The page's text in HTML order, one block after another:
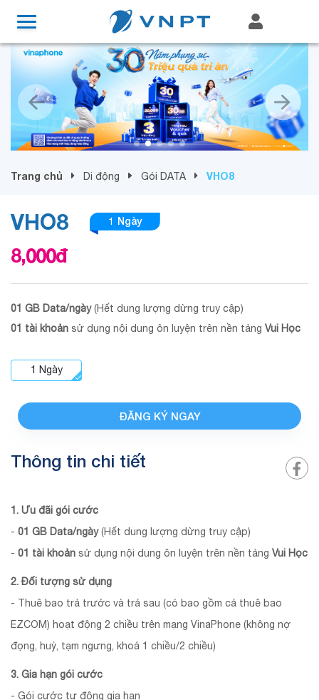
Trang chủ Di động Gói DATA VHO8
VHO8 1 Ngày
8,000đ
01 GB Data/ngày(Hết dung lượng dừng truy cập)
01 tài khoản sử dụng nội dung ôn luyện trên nền tảng Vui Học
1 Ngày
ĐĂNG KÝ NGAY
Thông tin chi tiết
1. Ưu đãi gói cước
- 01 GB Data/ngày(Hết dung lượng dừng truy cập)
- 01 tài khoản sử dụng nội dung ôn luyện trên nền tảng Vui Học
2. Đối tượng sử dụng
- Thuê bao trả trước và trả sau (có bao gồm cả thuê bao
EZCOM) hoạt động 2 chiều trên mạng VinaPhone (không nợ
đọng, huỷ, tạm ngưng, khoá 1 chiều/2 chiều)
3. Gia hạn gói cước
- Gói cước tự động gia hạn